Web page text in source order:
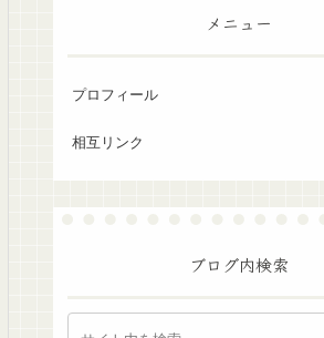
メニュー
プロフィール
相互リンク
ブログ内検索